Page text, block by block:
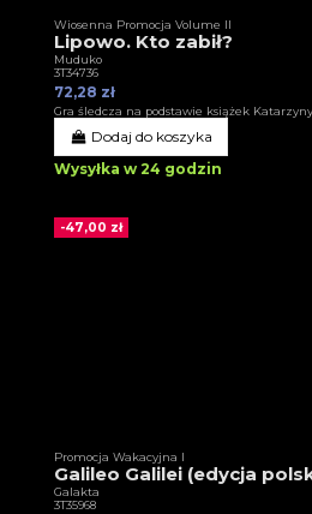
Wiosenna Promocja Volume II
Lipowo. Kto zabił?
Muduko
3T34736
72,28 zł
Gra śledcza na podstawie książek
Dodaj do koszyka
Wysyłka w 24 godzin
-47,00 zł
Promocja Wakacyjna I
Galileo Galilei (edycja
Galakta
3T35968